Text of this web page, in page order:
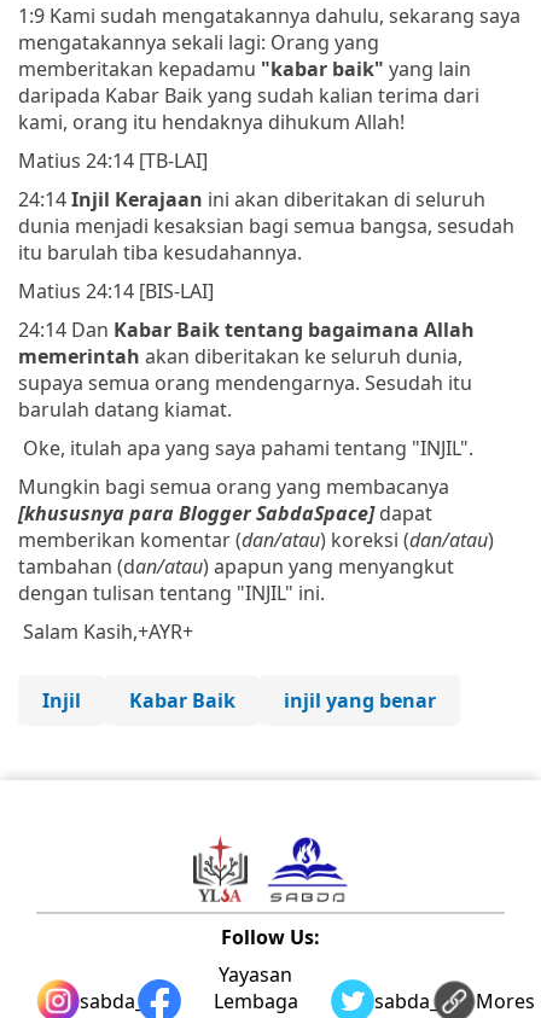
1:9 Kami sudah mengatakannya dahulu, sekarang saya
mengatakannya sekali lagi: Orang yang
memberitakan kepadamu "kabar baik" yang lain
daripada Kabar Baik yang sudah kalian terima dari
kami, orang itu hendaknya dihukum Allah!
Matius 24:14 [TB-LAI]
24:14Injil Kerajaan ini akan diberitakan di seluruh
dunia menjadi kesaksian bagi semua bangsa, sesudah
itu barulah tiba kesudahannya.
Matius 24:14 [BIS-LAI]
24:14 Dan Kabar Baik tentang bagaimana Allah
memerintah akan diberitakan ke seluruh dunia,
supaya semua orang mendengarnya. Sesudah itu
barulah datang kiamat.
Oke, itulah apa yang saya pahami tentang "INJIL".
Mungkin bagi semua orang yang membacanya
[khususnya para Blogger SabdaSpace]dapat
memberikan komentar (dan/atau) koreksi (dan/atau)
tambahan (dan/atau) apapun yang menyangkut
dengan tulisan tentang "INJIL" ini.
Salam Kasih,+AYR+
Injil Kabar Baik injil yang benar
Follow Us:
sabda_ylsa
Yayasan
Lembaga
sabda_ylsaMores